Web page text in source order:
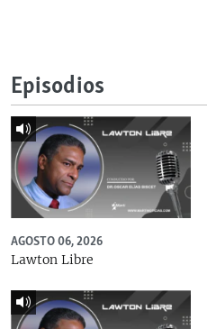
Episodios
AGOSTO 06, 2026
Lawton Libre